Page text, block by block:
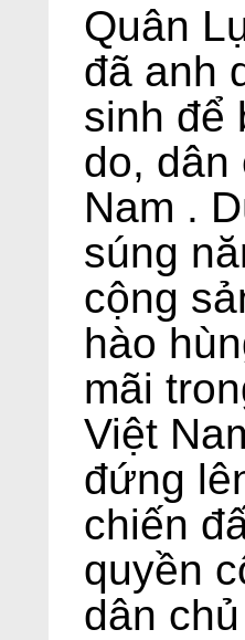
Quân
đã anh
sinh để
do, dân
Nam .
súng
cộng
hào
mãi
Việt
đứng
chiến
quyền
dân